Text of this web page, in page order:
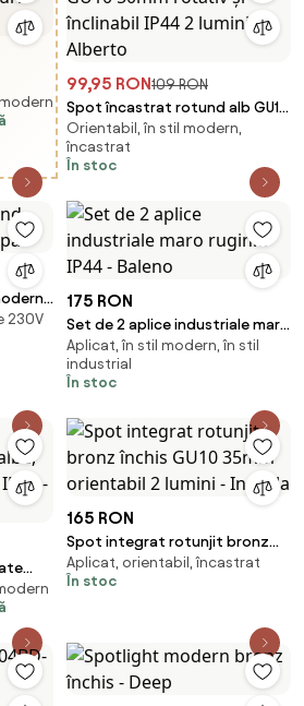
bronz
99,95 RON109 RON
Spot încastrat rotund alb GU10
50mm rotativ și înclinabil IP44 2
lumini - Alberto
Orientabil, în stil modern,
încastrat
În stoc
230V
175 RON
Set de 2 aplice industriale maro
ruginiu IP44 - Baleno
Aplicat, în stil modern, în stil
industrial
În stoc
165 RON
Spot integrat rotunjit bronz
închis GU10 35mm orientabil 2
lumini - Installa
Aplicat, orientabil, încastrat
În stoc